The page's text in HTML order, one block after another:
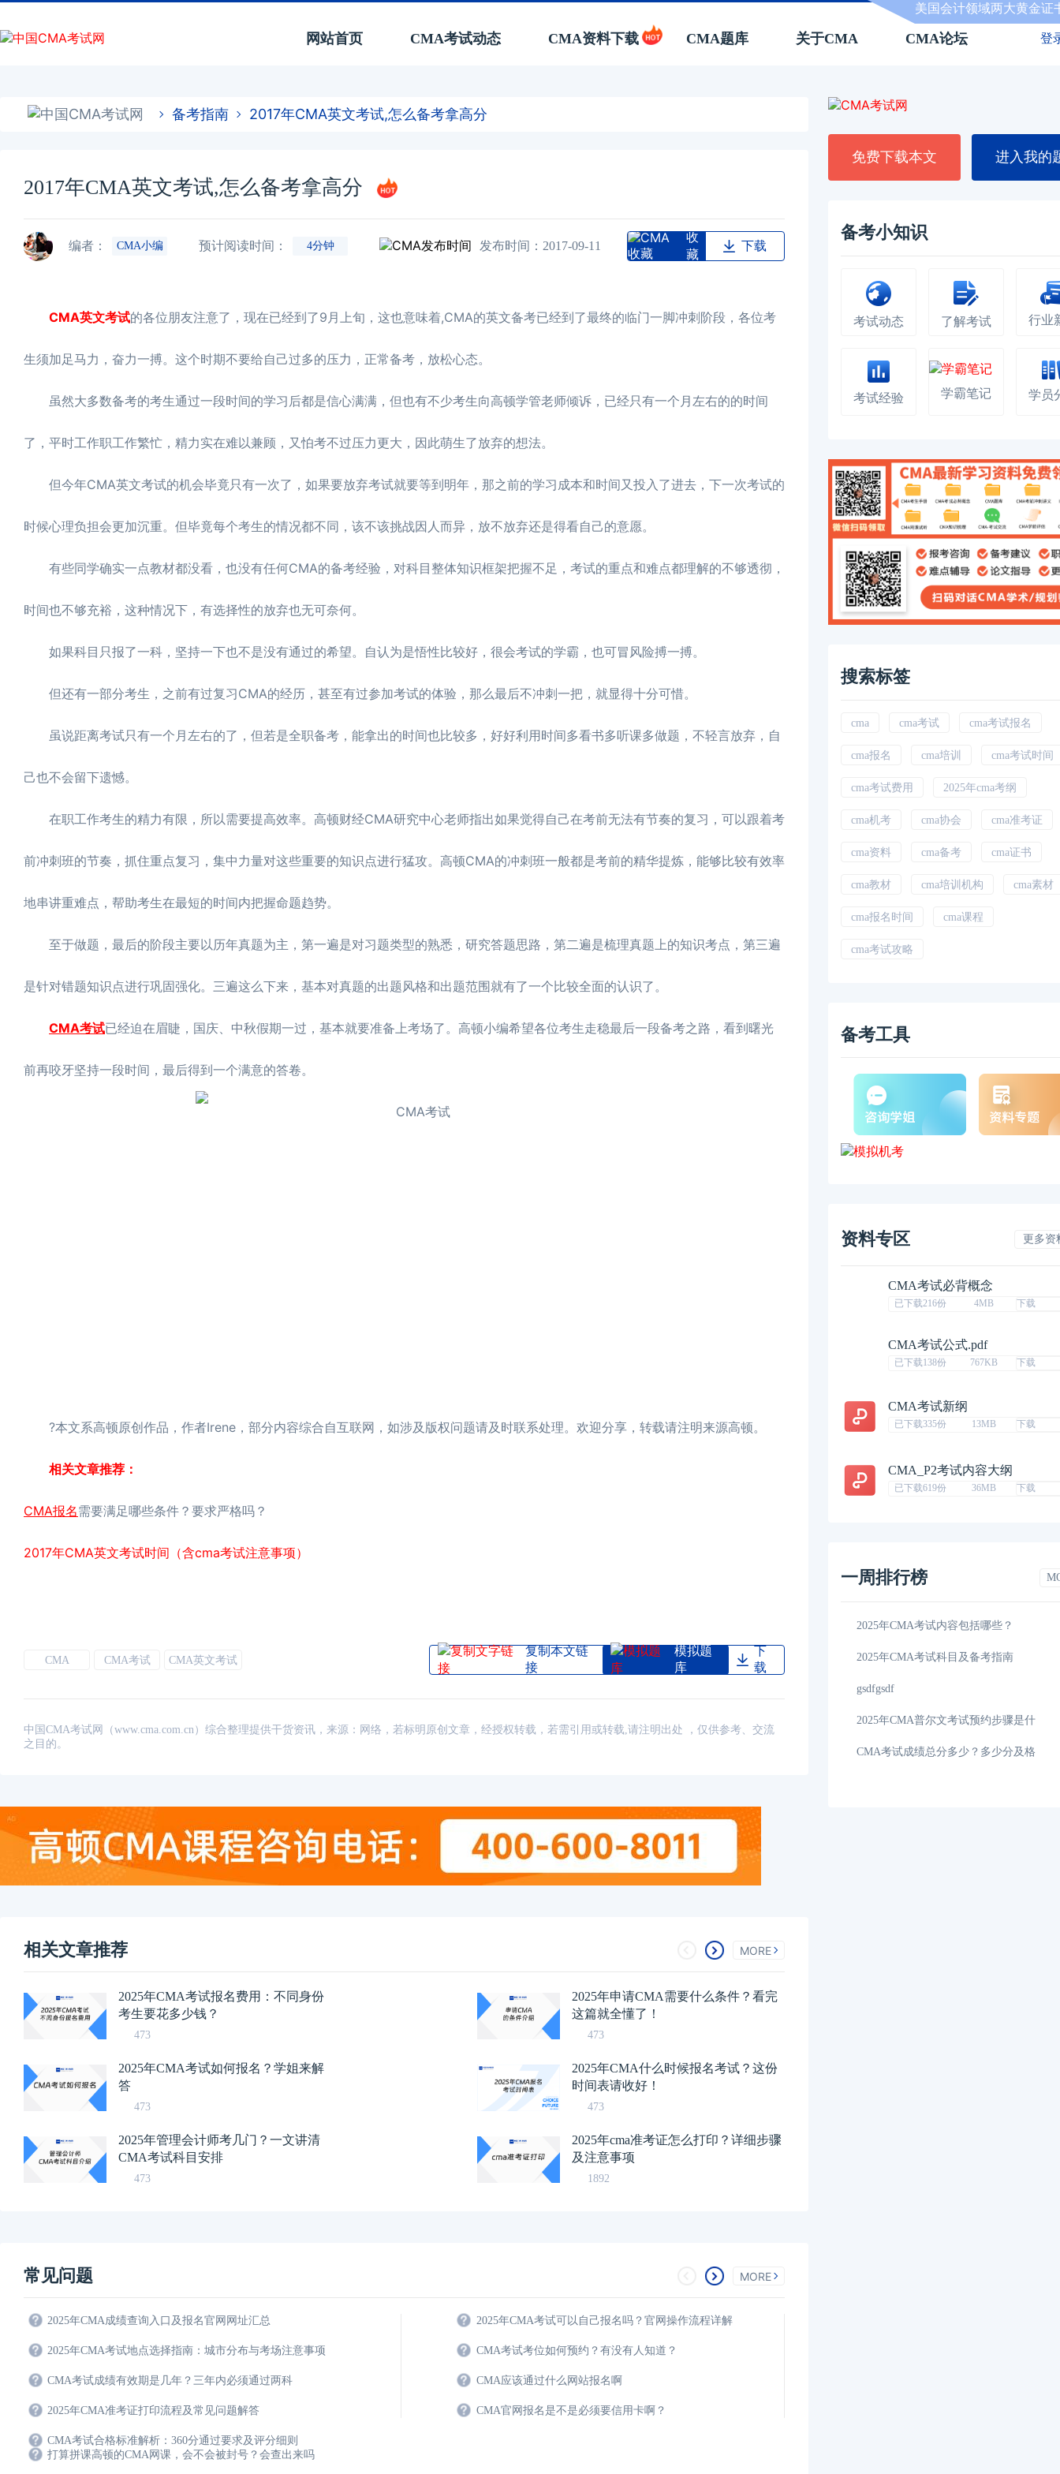
美国会计领域两大黄金证
网站首页
CMA考试动态 CMA资料下载 CMA题库 关于CMA CMA论坛 登
备考指南 2017年CMA英文考试,怎么备考拿高分
2017年CMA英文考试,怎么备考拿高分
编者： CMA小编 预计阅读时间： 4分钟 发布时间：2017-09-11
收
藏
下载
CMA英文考试的各位朋友注意了，现在已经到了9月上旬，这也意味着,CMA的英文备考已经到了最终的临门一脚冲刺阶段，各位考
生须加足马力，奋力一搏。这个时期不要给自己过多的压力，正常备考，放松心态。
虽然大多数备考的考生通过一段时间的学习后都是信心满满，但也有不少考生向高顿学管老师倾诉，已经只有一个月左右的的时间
了，平时工作职工作繁忙，精力实在难以兼顾，又怕考不过压力更大，因此萌生了放弃的想法。
但今年CMA英文考试的机会毕竟只有一次了，如果要放弃考试就要等到明年，那之前的学习成本和时间又投入了进去，下一次考试的
时候心理负担会更加沉重。但毕竟每个考生的情况都不同，该不该挑战因人而异，放不放弃还是得看自己的意愿。
有些同学确实一点教材都没看，也没有任何CMA的备考经验，对科目整体知识框架把握不足，考试的重点和难点都理解的不够透彻，
时间也不够充裕，这种情况下，有选择性的放弃也无可奈何。
如果科目只报了一科，坚持一下也不是没有通过的希望。自认为是悟性比较好，很会考试的学霸，也可冒风险搏一搏。
但还有一部分考生，之前有过复习CMA的经历，甚至有过参加考试的体验，那么最后不冲刺一把，就显得十分可惜。
虽说距离考试只有一个月左右的了，但若是全职备考，能拿出的时间也比较多，好好利用时间多看书多听课多做题，不轻言放弃，自
己也不会留下遗憾。
在职工作考生的精力有限，所以需要提高效率。高顿财经CMA研究中心老师指出如果觉得自己在考前无法有节奏的复习，可以跟着考
前冲刺班的节奏，抓住重点复习，集中力量对这些重要的知识点进行猛攻。高顿CMA的冲刺班一般都是考前的精华提炼，能够比较有效率
地串讲重难点，帮助考生在最短的时间内把握命题趋势。
至于做题，最后的阶段主要以历年真题为主，第一遍是对习题类型的熟悉，研究答题思路，第二遍是梳理真题上的知识考点，第三遍
是针对错题知识点进行巩固强化。三遍这么下来，基本对真题的出题风格和出题范围就有了一个比较全面的认识了。
CMA考试已经迫在眉睫，国庆、中秋假期一过，基本就要准备上考场了。高顿小编希望各位考生走稳最后一段备考之路，看到曙光
前再咬牙坚持一段时间，最后得到一个满意的答卷。
?本文系高顿原创作品，作者Irene，部分内容综合自互联网，如涉及版权问题请及时联系处理。欢迎分享，转载请注明来源高顿。
相关文章推荐：
CMA报名需要满足哪些条件？要求严格吗？
2017年CMA英文考试时间（含cma考试注意事项）
CMA CMA考试 CMA英文考试
复制本文链
接
模拟题
库
下
载
中国CMA考试网（www.cma.com.cn）综合整理提供干货资讯，来源：网络，若标明原创文章，经授权转载，若需引用或转载,请注明出处 ，仅供参考、交流
之目的。
相关文章推荐 MORE
2025年CMA考试报名费用：不同身份
考生要花多少钱？
473
2025年申请CMA需要什么条件？看完
这篇就全懂了！
473
2025年CMA考试如何报名？学姐来解
答
473
2025年CMA什么时候报名考试？这份
时间表请收好！
473
2025年管理会计师考几门？一文讲清
CMA考试科目安排
473
2025年cma准考证怎么打印？详细步骤
及注意事项
1892
常见问题 MORE
2025年CMA成绩查询入口及报名官网网址汇总
2025年CMA考试地点选择指南：城市分布与考场注意事项
CMA考试成绩有效期是几年？三年内必须通过两科
2025年CMA准考证打印流程及常见问题解答
CMA考试合格标准解析：360分通过要求及评分细则
2025年CMA考试可以自己报名吗？官网操作流程详解
CMA考试考位如何预约？有没有人知道？
CMA应该通过什么网站报名啊
CMA官网报名是不是必须要信用卡啊？
打算拼课高顿的CMA网课，会不会被封号？会查出来吗
免费下载本文 进入我的
备考小知识
考试动态 了解考试 行业
考试经验 学霸笔记 学员
搜索标签
cma cma考试 cma考试报名
cma报名 cma培训 cma考试时间
cma考试费用 2025年cma考纲
cma机考 cma协会 cma准考证
cma资料 cma备考 cma证书
cma教材 cma培训机构 cma素材
cma报名时间 cma课程
cma考试攻略
备考工具
资料专区 更多资
CMA考试必背概念
已下载216份 4MB 下载
CMA考试公式.pdf
已下载138份 767KB 下载
CMA考试新纲
已下载335份 13MB 下载
CMA_P2考试内容大纲
已下载619份 36MB 下载
一周排行榜
2025年CMA考试内容包括哪些？
2025年CMA考试科目及备考指南
gsdfgsdf
2025年CMA普尔文考试预约步骤是什
CMA考试成绩总分多少？多少分及格